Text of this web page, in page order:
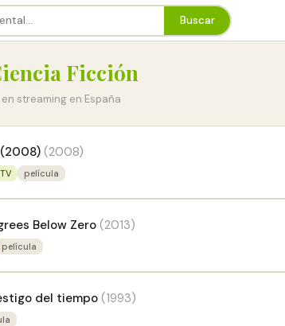
Buscar
Ficción
streaming en España
(2008)
película
Below Zero (2013)
película
del tiempo (1993)